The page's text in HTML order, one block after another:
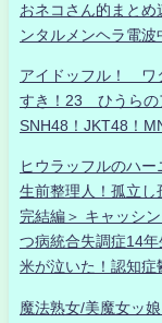
おネコさん的まと
ンタルメンヘラ電
アイドッフル！ ワ
すき！23 ひうらの
SNH48！JKT48！
ヒウラッフルのハ
生前整理人！孤立し
完結編＞ キャッシ
つ病統合失調症14
米が泣いた！認知症
魔法熟女/美魔女ッ